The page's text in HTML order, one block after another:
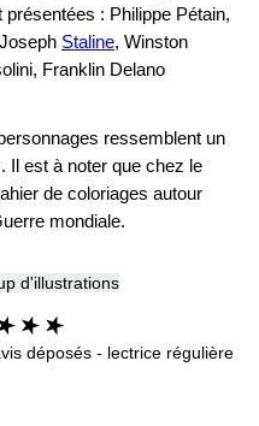
: Philippe Pétain,
Staline, Winston
Franklin Delano
ressemblent un
Il est à noter que chez le
de coloriages autour
mondiale.
d'illustrations
déposés - lectrice régulière